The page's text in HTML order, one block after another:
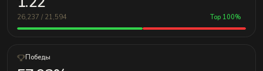
26,237 / 21,594 Top 100%
Победы